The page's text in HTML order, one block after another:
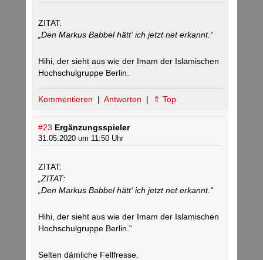
ZITAT:
„Den Markus Babbel hätt‘ ich jetzt net erkannt.“
Hihi, der sieht aus wie der Imam der Islamischen
Hochschulgruppe Berlin.
Kommentieren | Antworten | ⇑ Top
#23 Ergänzungsspieler
31.05.2020 um 11:50 Uhr
ZITAT:
„ZITAT:
„Den Markus Babbel hätt‘ ich jetzt net erkannt.“
Hihi, der sieht aus wie der Imam der Islamischen
Hochschulgruppe Berlin.“
Selten dämliche Fellfresse.